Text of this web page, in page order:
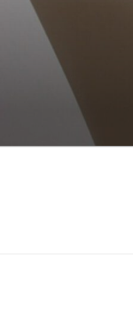
springen